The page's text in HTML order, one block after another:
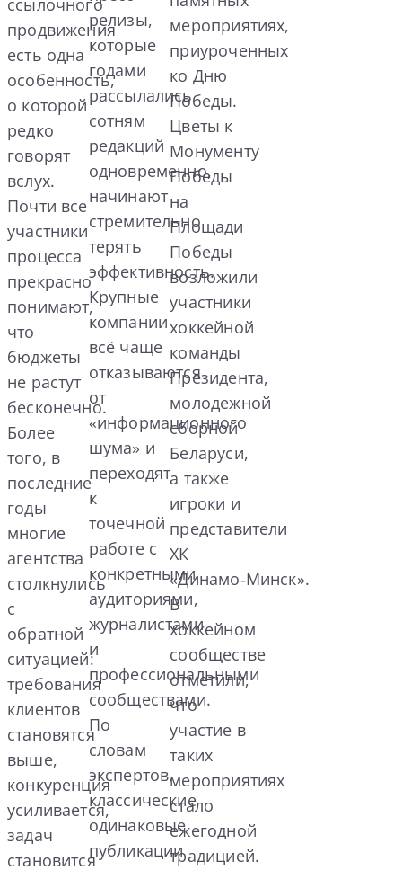
ссылочного
продвижения
есть одна
особенность,
о которой
редко
говорят
вслух.
Почти все
участники
процесса
прекрасно
понимают,
что
бюджеты
не растут
бесконечно.
Более
того, в
последние
годы
многие
агентства
столкнулись
с
обратной
ситуацией:
требования
клиентов
становятся
выше,
конкуренция
усиливается,
задач
становится
релизы,
которые
годами
рассылались
сотням
редакций
одновременно,
начинают
стремительно
терять
эффективность.
Крупные
компании
всё чаще
отказываются
от
«информационного
шума» и
переходят
к
точечной
работе с
конкретными
аудиториями,
журналистами
и
профессиональными
сообществами.
По
словам
экспертов,
классические
одинаковые
публикации
мероприятиях,
приуроченных
ко Дню
Победы.
Цветы к
Монументу
Победы
на
Площади
Победы
возложили
участники
хоккейной
команды
Президента,
молодежной
сборной
Беларуси,
а также
игроки и
представители
ХК
«Динамо‑Минск».
В
хоккейном
сообществе
отметили,
что
участие в
таких
мероприятиях
стало
ежегодной
традицией.